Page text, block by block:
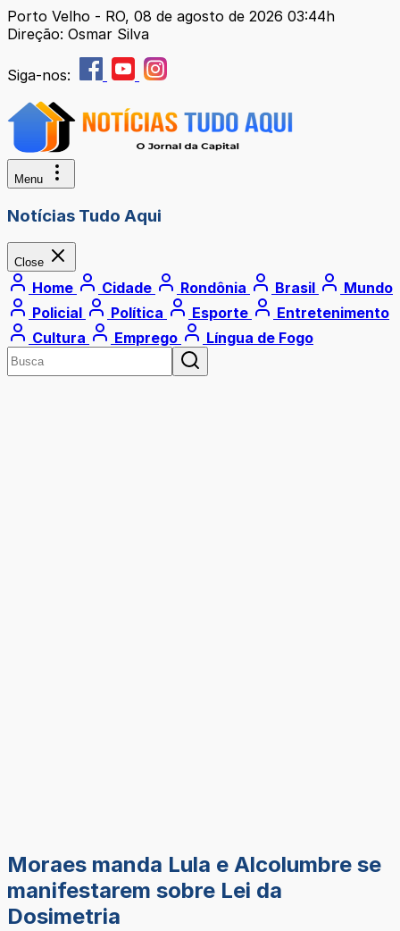
Porto Velho - RO, 08 de agosto de 2026 03:44h
Direção: Osmar Silva
Siga-nos:
Menu
Notícias Tudo Aqui
Close
Home Cidade Rondônia Brasil
Mundo
Policial
Política Esporte
Entretenimento
Cultura
Emprego Língua de Fogo
Moraes manda Lula e Alcolumbre se
manifestarem sobre Lei da
Dosimetria